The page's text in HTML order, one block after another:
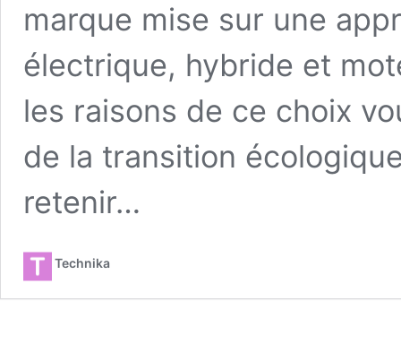
marque mise sur une
électrique, hybride et
les raisons de ce choix
de la transition
retenir…
Technika